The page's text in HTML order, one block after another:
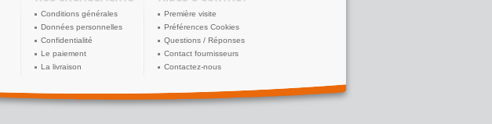
Conditions générales
Données personnelles
Confidentialité
Le paiement
La livraison
Première visite
Préférences Cookies
Questions / Réponses
Contact fournisseurs
Contactez-nous